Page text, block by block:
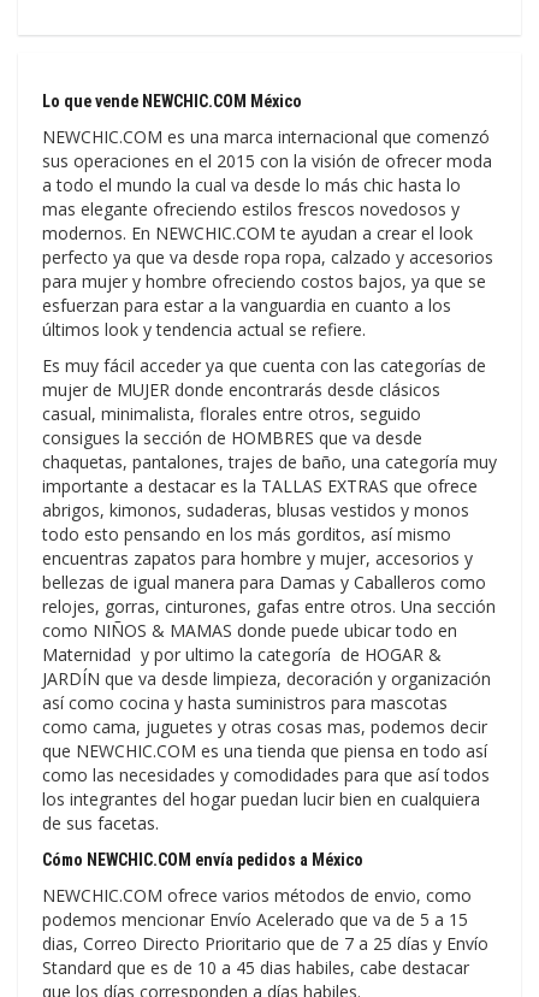
Lo que vende NEWCHIC.COM México
NEWCHIC.COM es una marca internacional que comenzó
sus operaciones en el 2015 con la visión de ofrecer moda
a todo el mundo la cual va desde lo más chic hasta lo
mas elegante ofreciendo estilos frescos novedosos y
modernos. En NEWCHIC.COM te ayudan a crear el look
perfecto ya que va desde ropa ropa, calzado y accesorios
para mujer y hombre ofreciendo costos bajos, ya que se
esfuerzan para estar a la vanguardia en cuanto a los
últimos look y tendencia actual se refiere.
Es muy fácil acceder ya que cuenta con las categorías de
mujer de MUJER donde encontrarás desde clásicos
casual, minimalista, florales entre otros, seguido
consigues la sección de HOMBRES que va desde
chaquetas, pantalones, trajes de baño, una categoría muy
importante a destacar es la TALLAS EXTRAS que ofrece
abrigos, kimonos, sudaderas, blusas vestidos y monos
todo esto pensando en los más gorditos, así mismo
encuentras zapatos para hombre y mujer, accesorios y
bellezas de igual manera para Damas y Caballeros como
relojes, gorras, cinturones, gafas entre otros. Una sección
como NIÑOS & MAMAS donde puede ubicar todo en
Maternidad y por ultimo la categoría de HOGAR &
JARDÍN que va desde limpieza, decoración y organización
así como cocina y hasta suministros para mascotas
como cama, juguetes y otras cosas mas, podemos decir
que NEWCHIC.COM es una tienda que piensa en todo así
como las necesidades y comodidades para que así todos
los integrantes del hogar puedan lucir bien en cualquiera
de sus facetas.
Cómo NEWCHIC.COM envía pedidos a México
NEWCHIC.COM ofrece varios métodos de envio, como
podemos mencionar Envío Acelerado que va de 5 a 15
dias, Correo Directo Prioritario que de 7 a 25 días y Envío
Standard que es de 10 a 45 dias habiles, cabe destacar
que los días corresponden a días habiles.